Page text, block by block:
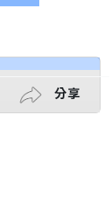
分享